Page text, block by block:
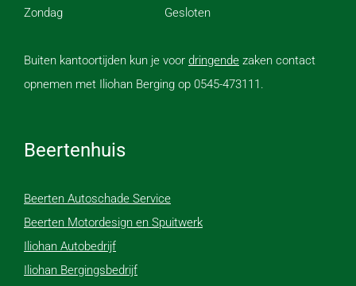
Zondag
Gesloten
Buiten kantoortijden kun je voor dringende zaken contact
opnemen met Iliohan Berging op 0545-473111.
Beertenhuis
Beerten Autoschade Service
Beerten Motordesign en Spuitwerk
Iliohan Autobedrijf
Iliohan Bergingsbedrijf